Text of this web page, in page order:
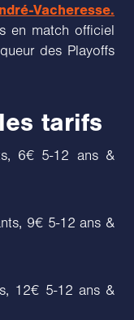
Vacheresse.
en match officiel
des Playoffs
tarifs
6€ 5-12 ans &
9€ 5-12 ans &
12€ 5-12 ans &